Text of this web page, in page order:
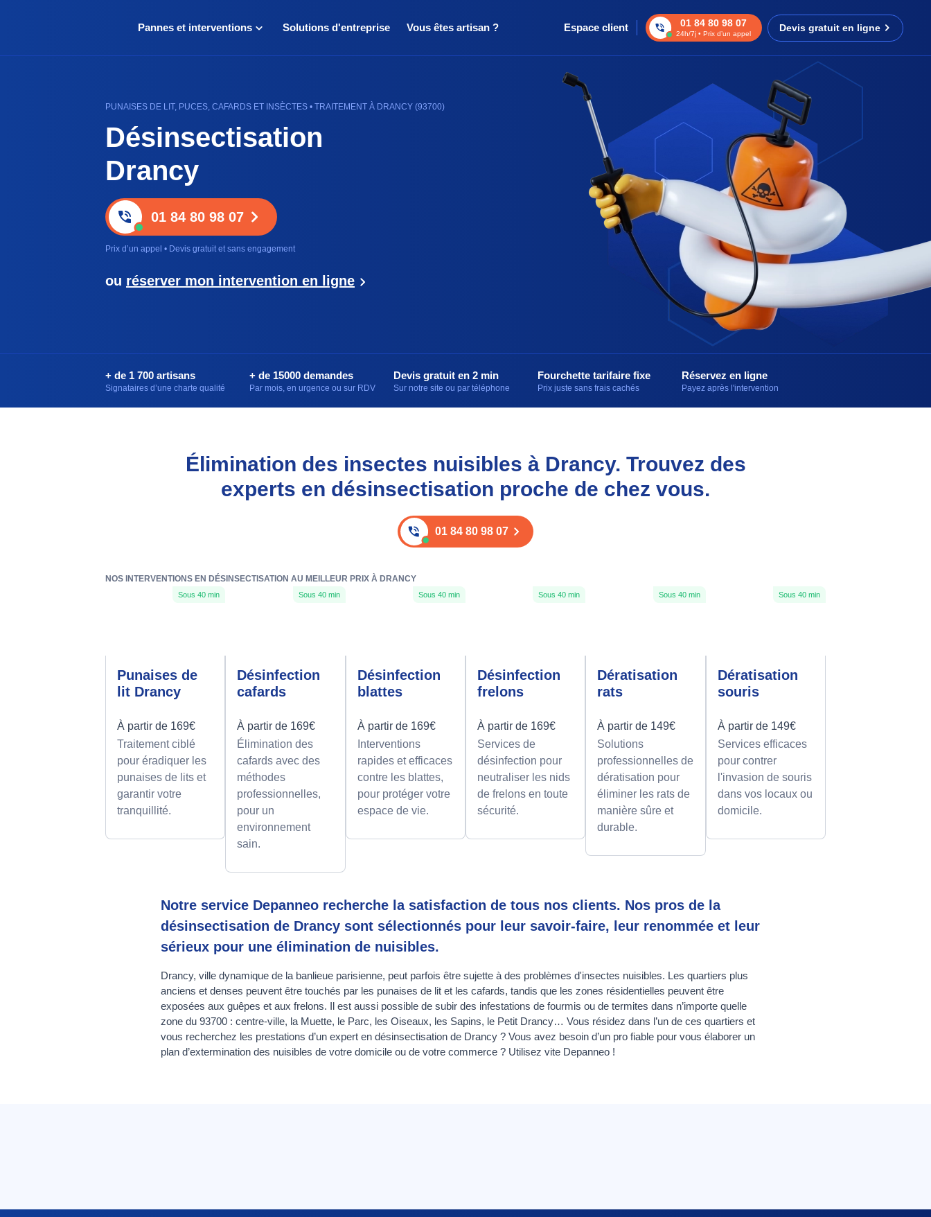
Pannes et interventions Solutions d'entreprise Vous êtes artisan ? Espace client 01 84 80 98 07
24h/7j • Prix d’un appel
Devis gratuit en ligne
PUNAISES DE LIT, PUCES, CAFARDS ET INSÈCTES • TRAITEMENT À DRANCY (93700)
Désinsectisation
Drancy
01 84 80 98 07
Prix d’un appel • Devis gratuit et sans engagement
ou réserver mon intervention en ligne
+ de 1 700 artisans
Signataires d’une charte qualité
+ de 15000 demandes
Par mois, en urgence ou sur RDV
Devis gratuit en 2 min
Sur notre site ou par téléphone
Fourchette tarifaire fixe
Prix juste sans frais cachés
Réservez en ligne
Payez après l'intervention
Élimination des insectes nuisibles à Drancy. Trouvez des
experts en désinsectisation proche de chez vous.
01 84 80 98 07
NOS INTERVENTIONS EN DÉSINSECTISATION AU MEILLEUR PRIX À DRANCY
Sous 40 min
Punaises de
lit Drancy
À partir de 169€
Traitement ciblé
pour éradiquer les
punaises de lits et
garantir votre
tranquillité.
Sous 40 min
Désinfection
cafards
À partir de 169€
Élimination des
cafards avec des
méthodes
professionnelles,
pour un
environnement
sain.
Sous 40 min
Désinfection
blattes
À partir de 169€
Interventions
rapides et efficaces
contre les blattes,
pour protéger votre
espace de vie.
Sous 40 min
Désinfection
frelons
À partir de 169€
Services de
désinfection pour
neutraliser les nids
de frelons en toute
sécurité.
Sous 40 min
Dératisation
rats
À partir de 149€
Solutions
professionnelles de
dératisation pour
éliminer les rats de
manière sûre et
durable.
Sous 40 min
Dératisation
souris
À partir de 149€
Services efficaces
pour contrer
l'invasion de souris
dans vos locaux ou
domicile.
Notre service Depanneo recherche la satisfaction de tous nos clients. Nos pros de la
désinsectisation de Drancy sont sélectionnés pour leur savoir-faire, leur renommée et leur
sérieux pour une élimination de nuisibles.
Drancy, ville dynamique de la banlieue parisienne, peut parfois être sujette à des problèmes d'insectes nuisibles. Les quartiers plus
anciens et denses peuvent être touchés par les punaises de lit et les cafards, tandis que les zones résidentielles peuvent être
exposées aux guêpes et aux frelons. Il est aussi possible de subir des infestations de fourmis ou de termites dans n’importe quelle
zone du 93700 : centre-ville, la Muette, le Parc, les Oiseaux, les Sapins, le Petit Drancy… Vous résidez dans l’un de ces quartiers et
vous recherchez les prestations d’un expert en désinsectisation de Drancy ? Vous avez besoin d’un pro fiable pour vous élaborer un
plan d’extermination des nuisibles de votre domicile ou de votre commerce ? Utilisez vite Depanneo !